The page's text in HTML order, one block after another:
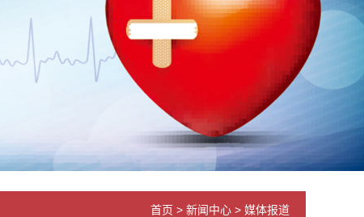
首页 > 新闻中心 > 媒体报道